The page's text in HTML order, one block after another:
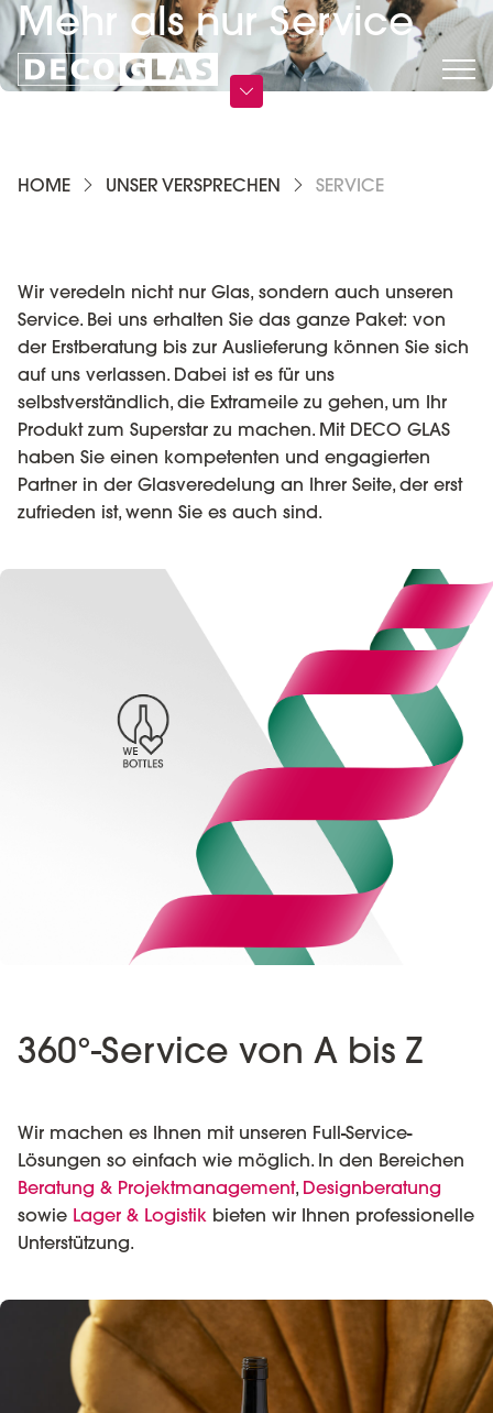
Mehr als nur Service
HOME UNSER VERSPRECHEN SERVICE
Wir veredeln nicht nur Glas, sondern auch unseren
Service. Bei uns erhalten Sie das ganze Paket: von
der Erstberatung bis zur Auslieferung können Sie sich
auf uns verlassen. Dabei ist es für uns
selbstverständlich, die Extrameile zu gehen, um Ihr
Produkt zum Superstar zu machen. Mit DECO GLAS
haben Sie einen kompetenten und engagierten
Partner in der Glasveredelung an Ihrer Seite, der erst
zufrieden ist, wenn Sie es auch sind.
360°-Service von A bis Z
Wir machen es Ihnen mit unseren Full-Service-
Lösungen so einfach wie möglich. In den Bereichen
Beratung & Projektmanagement, Designberatung
sowie Lager & Logistik bieten wir Ihnen professionelle
Unterstützung.